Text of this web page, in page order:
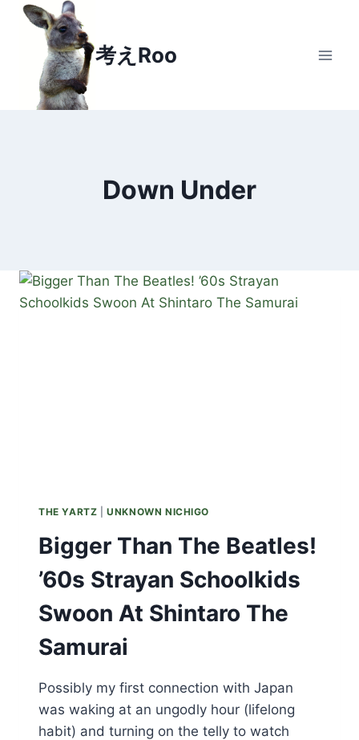
Skip
content
考えRoo
Down Under
THE YARTZ |UNKNOWN NICHIGO
Bigger Than The Beatles!
’60s Strayan Schoolkids
Swoon At Shintaro The
Samurai
Possibly my first connection with Japan
was waking at an ungodly hour (lifelong
habit) and turning on the telly to watch